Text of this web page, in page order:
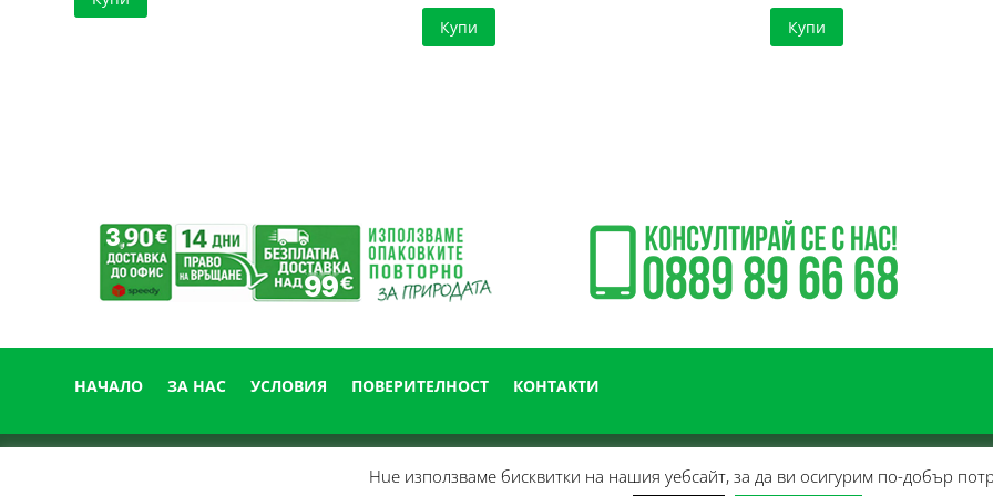
Купи Купи
НАЧАЛО ЗА НАС УСЛОВИЯ ПОВЕРИТЕЛНОСТ КОНТАКТИ
Нue използвамe бисквитки на нашия уебсайт, за да ви осигурим по-добър